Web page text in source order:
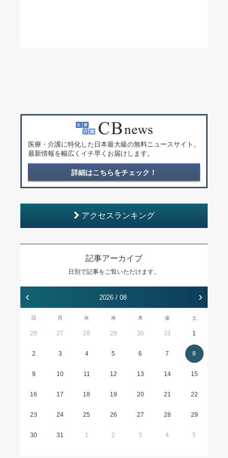
医療・介護に特化した日本最大級の無料ニュースサイト。
最新情報を幅広くイチ早くお届けします。
詳細はこちらをチェック！
アクセスランキング
記事アーカイブ
日別で記事をご覧いただけます。
‹ 2026 / 08 ›
日 月 火 水 木 金 土
26 27 28 29 30 31 1
2 3 4 5 6 7 8
9 10 11 12 13 14 15
16 17 18 19 20 21 22
23 24 25 26 27 28 29
30 31 1 2 3 4 5